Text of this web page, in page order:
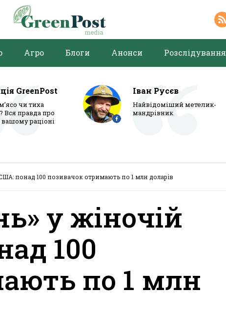
Агро Блоги Анонси Розслідування
GreenPost
чи тиха
Вся правда про
раціоні
Іван Русєв
Найвідоміший метелик-
мандрівник
понад 100 позивачок отримають по 1 млн доларів
у жіночій
100
по 1 млн